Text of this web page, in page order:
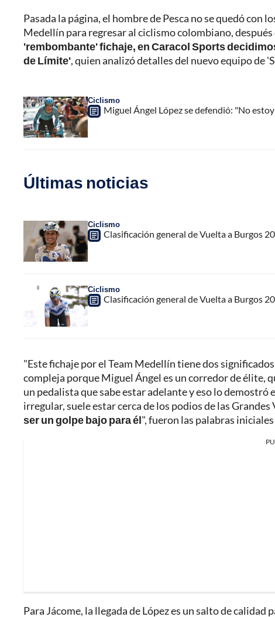
Pasada la página, el hombre de Pesca no se quedó con
Medellín para regresar al ciclismo colombiano,
'rembombante' fichaje, en Caracol Sports
de Límite', quien analizó detalles del nuevo equipo de
Ciclismo
Miguel Ángel López se defendió: "No
Últimas noticias
Ciclismo
Clasificación general de Vuelta a Burgos
Ciclismo
Clasificación general de Vuelta a Burgos
"Este fichaje por el Team Medellín tiene dos
compleja porque Miguel Ángel es un corredor de élite,
un pedalista que sabe estar adelante y eso lo demostró
irregular, suele estar cerca de los podios de las Grandes
ser un golpe bajo para él", fueron las palabras
Para Jácome, la llegada de López es un salto de calidad